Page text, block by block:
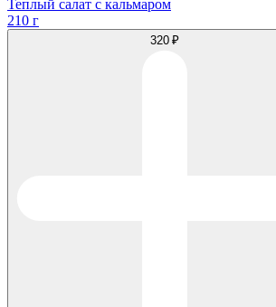
Теплый салат с кальмаром
210 г
320 ₽